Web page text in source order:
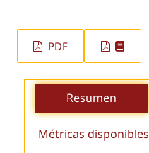
PDF
Resumen
Métricas disponibles